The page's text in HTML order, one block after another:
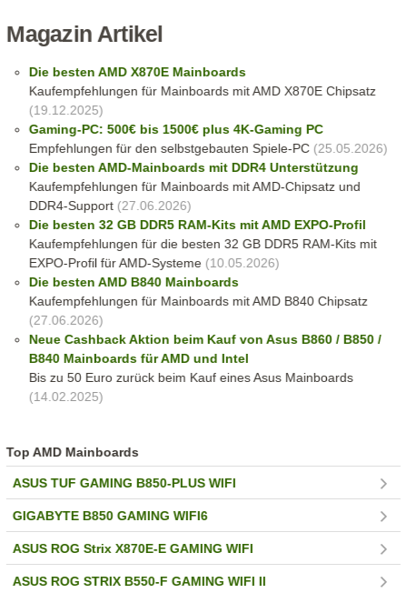
Magazin Artikel
Die besten AMD X870E Mainboards
Kaufempfehlungen für Mainboards mit AMD X870E Chipsatz
(19.12.2025)
Gaming-PC: 500€ bis 1500€ plus 4K-Gaming PC
Empfehlungen für den selbstgebauten Spiele-PC(25.05.2026)
Die besten AMD-Mainboards mit DDR4 Unterstützung
Kaufempfehlungen für Mainboards mit AMD-Chipsatz und
DDR4-Support(27.06.2026)
Die besten 32 GB DDR5 RAM-Kits mit AMD EXPO-Profil
Kaufempfehlungen für die besten 32 GB DDR5 RAM-Kits mit
EXPO-Profil für AMD-Systeme (10.05.2026)
Die besten AMD B840 Mainboards
Kaufempfehlungen für Mainboards mit AMD B840 Chipsatz
(27.06.2026)
Neue Cashback Aktion beim Kauf von Asus B860 / B850 /
B840 Mainboards für AMD und Intel
Bis zu 50 Euro zurück beim Kauf eines Asus Mainboards
(14.02.2025)
Top AMD Mainboards
ASUS TUF GAMING B850-PLUS WIFI
GIGABYTE B850 GAMING WIFI6
ASUS ROG Strix X870E-E GAMING WIFI
ASUS ROG STRIX B550-F GAMING WIFI II